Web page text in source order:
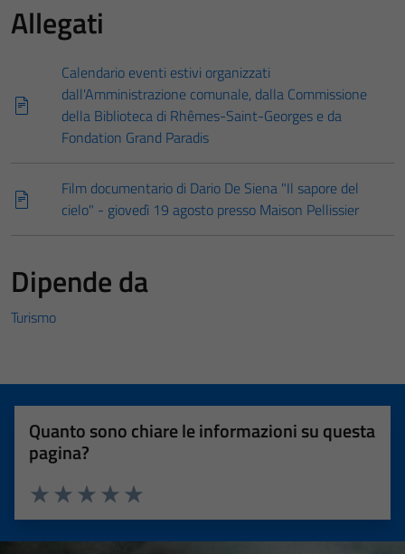
Allegati
Calendario eventi estivi organizzati
dall'Amministrazione comunale, dalla Commissione
della Biblioteca di Rhêmes-Saint-Georges e da
Fondation Grand Paradis
Film documentario di Dario De Siena "Il sapore del
cielo" - giovedì 19 agosto presso Maison Pellissier
Dipende da
Turismo
Quanto sono chiare le informazioni su questa
pagina?
Valuta 5 stelle su 5
Valuta 4 stelle su 5
Valuta 3 stelle su 5
Valuta 2 stelle su 5
Valuta 1 stelle su 5